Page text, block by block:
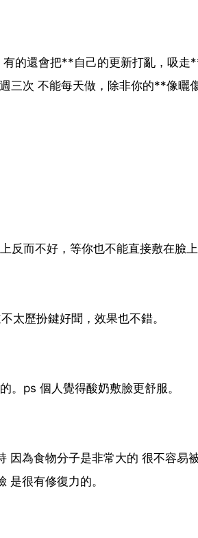
的還會把**自己的更新打亂，吸走
三次 不能每天做，除非你的**像曬
反而不好，等你也不能直接敷在臉
太歷扮鍵好聞，效果也不錯。
。ps 個人覺得酸奶敷臉更舒服。
因為食物分子是非常大的 很不容易
是很有修復力的。